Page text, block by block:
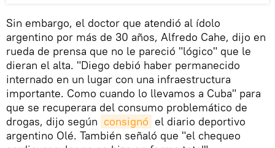
Sin embargo, el doctor que atendió al ídolo
argentino por más de 30 años, Alfredo Cahe, dijo en
rueda de prensa que no le pareció "lógico" que le
dieran el alta. "Diego debió haber permanecido
internado en un lugar con una infraestructura
importante. Como cuando lo llevamos a Cuba" para
que se recuperara del consumo problemático de
drogas, dijo según consignó el diario deportivo
argentino Olé. También señaló que "el chequeo